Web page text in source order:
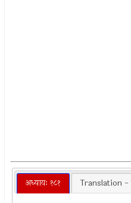
अध्यायः १८१ Translation -